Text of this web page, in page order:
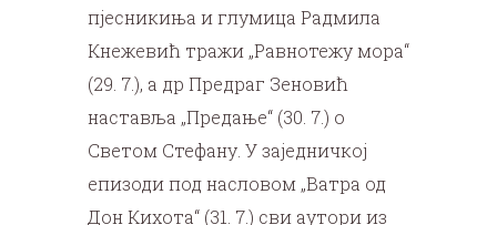
пјесникиња и глумица Радмила
Кнежевић тражи „Равнотежу мора“
(29. 7.), а др Предраг Зеновић
наставља „Предање“ (30. 7.) о
Светом Стефану. У заједничкој
епизоди под насловом „Ватра од
Дон Кихота“ (31. 7.) сви аутори из